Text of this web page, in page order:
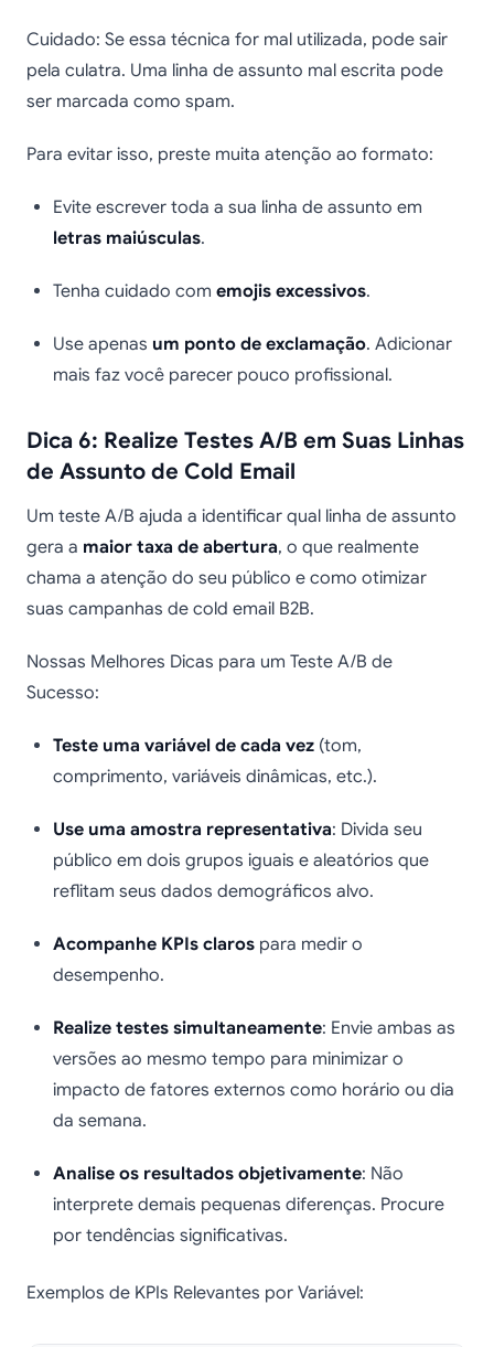
Cuidado: Se essa técnica for mal utilizada, pode sair
pela culatra. Uma linha de assunto mal escrita pode
ser marcada como spam.
Para evitar isso, preste muita atenção ao formato:
Evite escrever toda a sua linha de assunto em
letras maiúsculas.
Tenha cuidado com emojis excessivos.
Use apenas um ponto de exclamação. Adicionar
mais faz você parecer pouco profissional.
Dica 6: Realize Testes A/B em Suas Linhas
de Assunto de Cold Email
Um teste A/B ajuda a identificar qual linha de assunto
gera a maior taxa de abertura, o que realmente
chama a atenção do seu público e como otimizar
suas campanhas de cold email B2B.
Nossas Melhores Dicas para um Teste A/B de
Sucesso:
Teste uma variável de cada vez (tom,
comprimento, variáveis dinâmicas, etc.).
Use uma amostra representativa: Divida seu
público em dois grupos iguais e aleatórios que
reflitam seus dados demográficos alvo.
Acompanhe KPIs claros para medir o
desempenho.
Realize testes simultaneamente: Envie ambas as
versões ao mesmo tempo para minimizar o
impacto de fatores externos como horário ou dia
da semana.
Analise os resultados objetivamente: Não
interprete demais pequenas diferenças. Procure
por tendências significativas.
Exemplos de KPIs Relevantes por Variável: